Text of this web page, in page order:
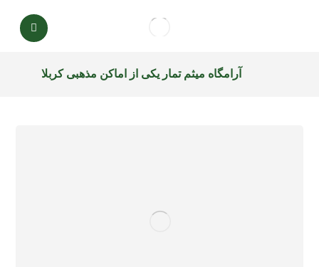
آرامگاه میثم تمار یکی از اماکن مذهبی کربلا